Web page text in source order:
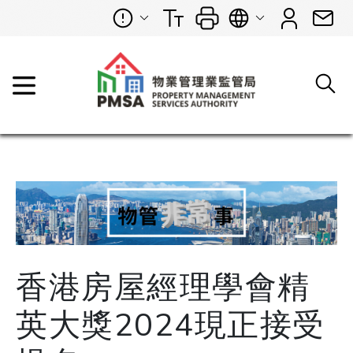
香港房屋經理學會精
英大獎2024現正接受